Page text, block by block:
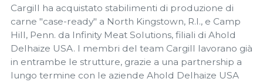
Cargill ha acquistato stabilimenti di produzione di
carne "case-ready" a North Kingstown, R.I., e Camp
Hill, Penn. da Infinity Meat Solutions, filiali di Ahold
Delhaize USA. I membri del team Cargill lavorano già
in entrambe le strutture, grazie a una partnership a
lungo termine con le aziende Ahold Delhaize USA